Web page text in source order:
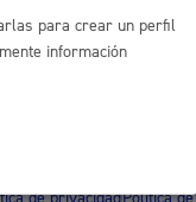
para crear un perfil
información